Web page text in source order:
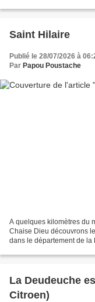
Saint Hilaire
Publié le 28/07/2026 à
Par Papou Poustache
A quelques kilomètres du
Chaise Dieu découvrons
dans le département de
La Deudeuche
Citroen)